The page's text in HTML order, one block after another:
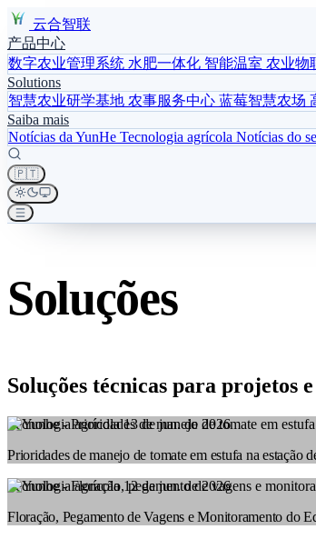
云合智联
产品中心
数字农业管理系统 水肥一体化 智能温室 农业物
Solutions
智慧农业研学基地 农事服务中心 蓝莓智慧农场
Saiba mais
Notícias da YunHe Tecnologia agrícola Notícias do
🇵🇹
Soluções
Soluções técnicas para projetos
Tecnologia agrícola 13 de jun. de 2026
Prioridades de manejo de tomate em estufa na estação
Tecnologia agrícola 12 de jun. de 2026
Floração, Pegamento de Vagens e Monitoramento do